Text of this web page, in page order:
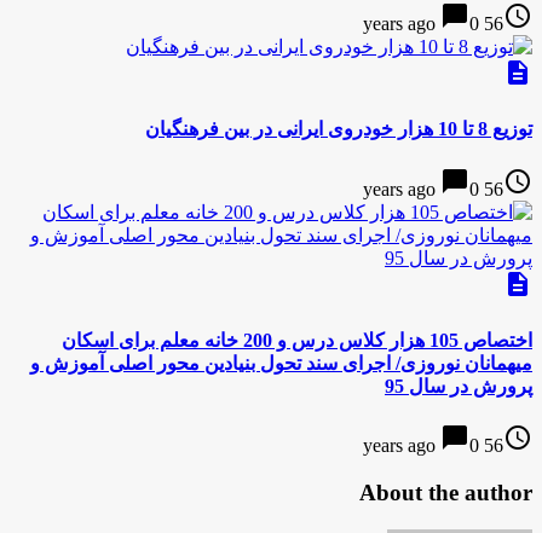
access_time
56 years ago
chat_bubble0
description
توزیع 8 تا 10 هزار خودروی ایرانی در بین فرهنگیان
access_time
56 years ago
chat_bubble0
description
اختصاص 105 هزار کلاس درس و 200 خانه معلم برای اسکان
میهمانان نوروزی/ اجرای سند تحول بنیادین محور اصلی آموزش و
پرورش در سال 95
access_time
56 years ago
chat_bubble0
About the author